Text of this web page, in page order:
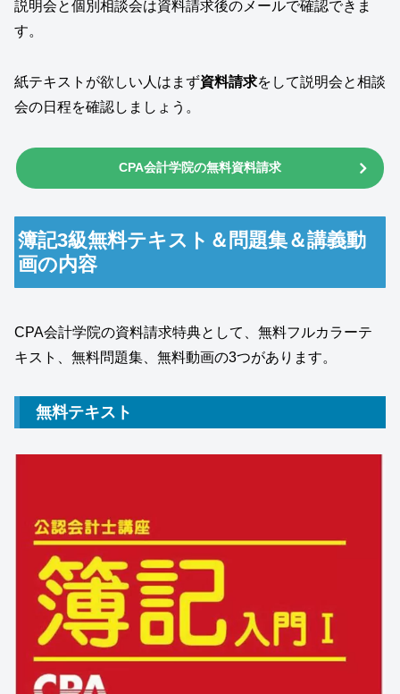
説明会と個別相談会は資料請求後のメールで確認できま
す。
紙テキストが欲しい人はまず資料請求をして説明会と相談
会の日程を確認しましょう。
CPA会計学院の無料資料請求
簿記3級無料テキスト＆問題集＆講義動
画の内容
CPA会計学院の資料請求特典として、無料フルカラーテ
キスト、無料問題集、無料動画の3つがあります。
無料テキスト